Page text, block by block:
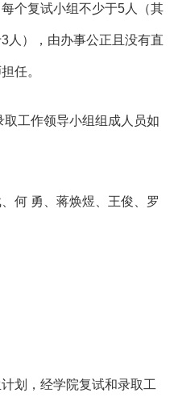
个复试小组不少于5人（其
人），由办事公正且没有直
任。
工作领导小组组成人员如
何 勇、蒋焕煜、王俊、罗
划，经学院复试和录取工